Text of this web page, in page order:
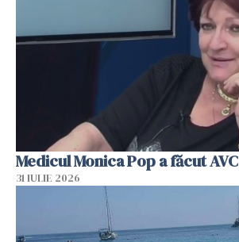
Medicul Monica Pop a făcut AVC
31 IULIE 2026